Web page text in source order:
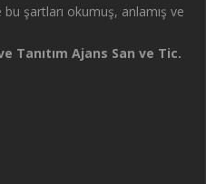
şartları okumuş, anlamış ve
Tanıtım Ajans San ve Tic.